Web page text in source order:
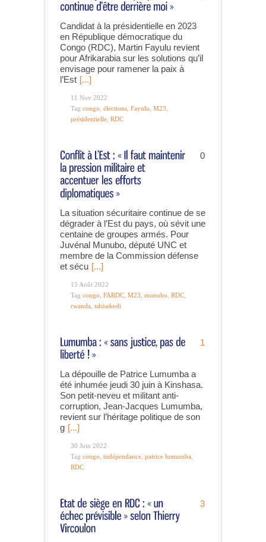
Candidat à la présidentielle en 2023
en République démocratique du
Congo (RDC), Martin Fayulu revient
pour Afrikarabia sur les solutions qu’il
envisage pour ramener la paix à
l’Est [...]
11 Nov 2022
Tag congo élections Fayulu M23
présidentielle RDC
0
La situation sécuritaire continue de se
dégrader à l’Est du pays, où sévit une
centaine de groupes armés. Pour
Juvénal Munubo, député UNC et
membre de la Commission défense
et sécu [...]
15 Août 2022
Tag congo FARDC M23 munubo RDC
rwanda tshisekedi
1
La dépouille de Patrice Lumumba a
été inhumée jeudi 30 juin à Kinshasa.
Son petit-neveu et militant anti-
corruption, Jean-Jacques Lumumba,
revient sur l’héritage politique de son
g [...]
30 Juin 2022
Tag congo indépendance patrice lumumba
RDC
3